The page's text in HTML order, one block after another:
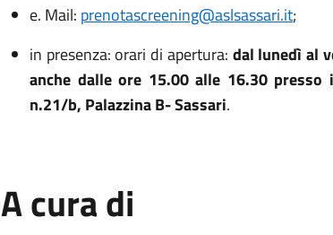
e. Mail: prenotascreening@aslsassari.it;
in presenza: orari di apertura: dal lunedì al
anche dalle ore 15.00 alle 16.30 presso
n.21/b, Palazzina B- Sassari.
A cura di